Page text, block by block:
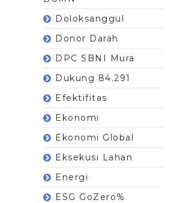
Doloksanggul
Donor Darah
DPC SBNI Mura
Dukung 84.291
Efektifitas
Ekonomi
Ekonomi Global
Eksekusi Lahan
Energi
ESG GoZero%